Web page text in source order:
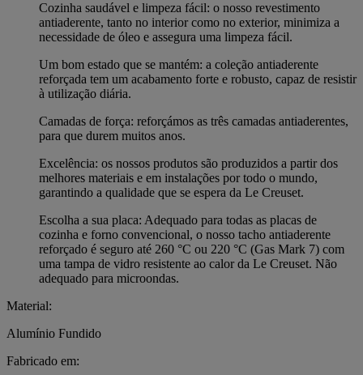
Cozinha saudável e limpeza fácil: o nosso revestimento
antiaderente, tanto no interior como no exterior, minimiza a
necessidade de óleo e assegura uma limpeza fácil.
Um bom estado que se mantém: a coleção antiaderente
reforçada tem um acabamento forte e robusto, capaz de resistir
à utilização diária.
Camadas de força: reforçámos as três camadas antiaderentes,
para que durem muitos anos.
Excelência: os nossos produtos são produzidos a partir dos
melhores materiais e em instalações por todo o mundo,
garantindo a qualidade que se espera da Le Creuset.
Escolha a sua placa: Adequado para todas as placas de
cozinha e forno convencional, o nosso tacho antiaderente
reforçado é seguro até 260 °C ou 220 °C (Gas Mark 7) com
uma tampa de vidro resistente ao calor da Le Creuset. Não
adequado para microondas.
Material:
Alumínio Fundido
Fabricado em: